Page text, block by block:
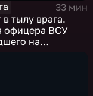
33 мин
тылу врага.
офицера ВСУ
на